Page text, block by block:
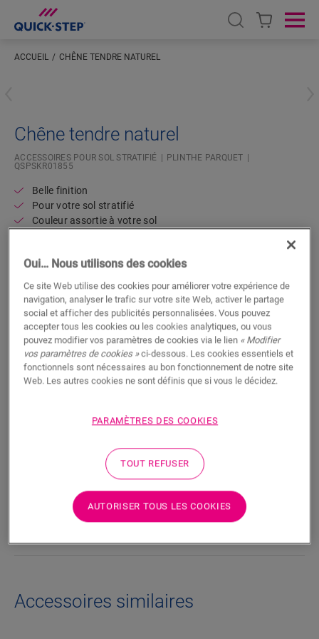
Open search
ACCUEIL CHÊNE TENDRE NATUREL
Chêne tendre naturel
ACCESSOIRES POUR SOL STRATIFIÉ
PLINTHE PARQUET
QSPSKR01855
Belle finition
Pour votre sol stratifié
Couleur assortie à votre sol
RECHERCHER
Fonctionnalités du produit
élégante à n’importe quel sol en parquet. Le dos de la plinthe
est doté d’une rainure qui permet de dissimuler les câbles
Dimensions
Accessoires similaires
Oui… Nous utilisons des cookies
Ce site Web utilise des cookies pour améliorer votre expérience de
navigation, analyser le trafic sur votre site Web, activer le partage
social et afficher des publicités personnalisées. Vous pouvez
accepter tous les cookies ou les cookies analytiques, ou vous
pouvez modifier vos paramètres de cookies via le lien « Modifier
vos paramètres de cookies »ci-dessous. Les cookies essentiels et
fonctionnels sont nécessaires au bon fonctionnement de notre site
Web. Les autres cookies ne sont définis que si vous le décidez.
PARAMÈTRES DES COOKIES
TOUT REFUSER
AUTORISER TOUS LES COOKIES